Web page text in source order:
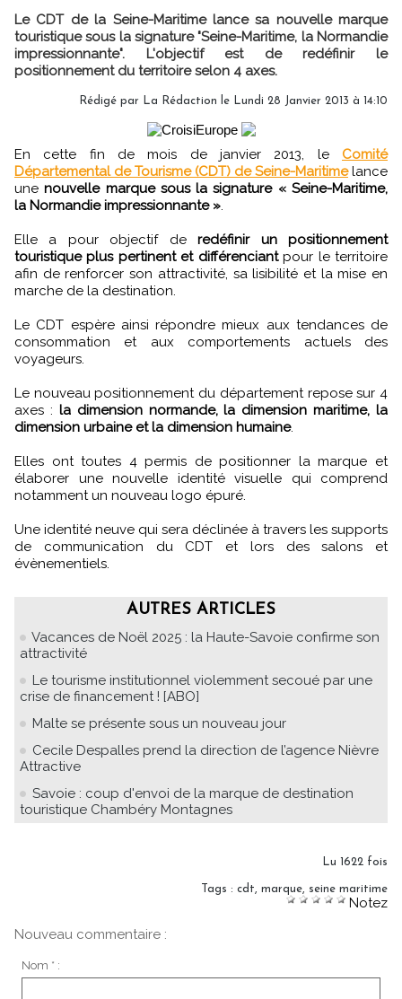
Le CDT de la Seine-Maritime lance sa nouvelle marque
touristique sous la signature "Seine-Maritime, la Normandie
impressionnante". L'objectif est de redéfinir le
positionnement du territoire selon 4 axes.
Rédigé par La Rédaction le Lundi 28 Janvier 2013 à 14:10
En cette fin de mois de janvier 2013, le Comité
Départemental de Tourisme (CDT) de Seine-Maritimelance
unenouvelle marque sous la signature « Seine-Maritime,
la Normandie impressionnante »
Elle a pour objectif deredéfinir un positionnement
touristique plus pertinent et différenciantpour le territoire
afin de renforcer son attractivité, sa lisibilité et la mise en
marche de la destination.
Le CDT espère ainsi répondre mieux aux tendances de
consommation et aux comportements actuels des
voyageurs.
Le nouveau positionnement du département repose sur 4
axes : la dimension normande, la dimension maritime, la
dimension urbaine et la dimension humaine.
Elles ont toutes 4 permis de positionner la marque et
élaborer une nouvelle identité visuelle qui comprend
notamment un nouveau logo épuré.
Une identité neuve qui sera déclinée à travers les supports
de communication du CDT et lors des salons et
évènementiels.
AUTRES ARTICLES
Vacances de Noël 2025 : la Haute-Savoie confirme son
attractivité
Le tourisme institutionnel violemment secoué par une
crise de financement ! [ABO]
Malte se présente sous un nouveau jour
Cecile Despalles prend la direction de l’agence Nièvre
Attractive
Savoie : coup d'envoi de la marque de destination
touristique Chambéry Montagnes
Lu 1622 fois
Tags : cdt marque seine maritime
Notez
Nouveau commentaire :
Nom * :